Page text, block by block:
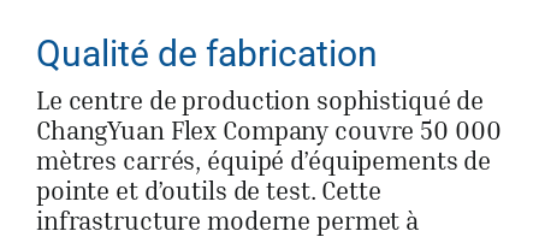
Qualité de fabrication
Le centre de production sophistiqué de
ChangYuan Flex Company couvre 50 000
mètres carrés, équipé d’équipements de
pointe et d’outils de test. Cette
infrastructure moderne permet à